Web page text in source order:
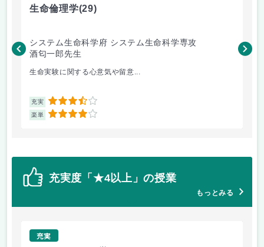
生命倫理学(29)
システム生命科学府 システム生命科学専攻
酒匂一郎先生
生命実験に関する心意気や留意...
充実 3.5
楽単 4
村
充実度「★4以上」の授業
もっとみる
充実